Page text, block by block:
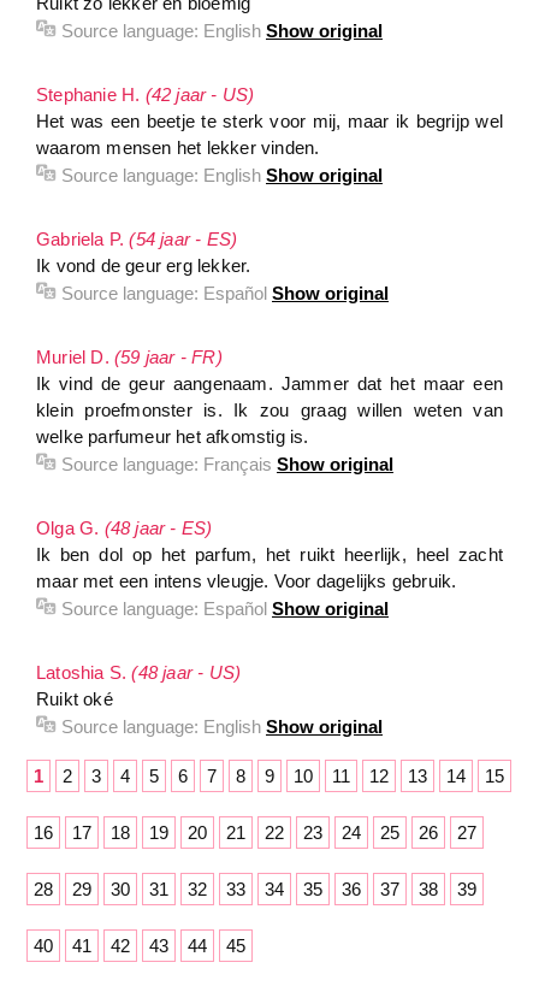
Source language: English Show original
Stephanie H. (42 jaar - US)
Het was een beetje te sterk voor mij, maar ik begrijp wel
waarom mensen het lekker vinden.
Source language: English Show original
Gabriela P.(54 jaar - ES)
Ik vond de geur erg lekker.
Source language: Español Show original
Muriel D. (59 jaar - FR)
Ik vind de geur aangenaam. Jammer dat het maar een
klein proefmonster is. Ik zou graag willen weten van
welke parfumeur het afkomstig is.
Source language: Français Show original
Olga G. (48 jaar - ES)
Ik ben dol op het parfum, het ruikt heerlijk, heel zacht
maar met een intens vleugje. Voor dagelijks gebruik.
Source language: Español Show original
Latoshia S.(48 jaar - US)
Ruikt oké
Source language: English Show original
1 2 3 4 5 6 7 8 9 10 11 12 13 14 15
16 17 18 19 20 21 22 23 24 25 26 27
28 29 30 31 32 33 34 35 36 37 38 39
40 41 42 43 44 45